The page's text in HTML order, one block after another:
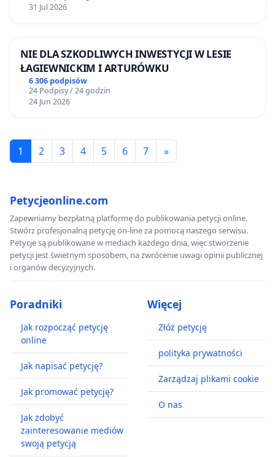
mieszkańców i Puszczy Knyszyńskiej
31 Jul 2026
NIE DLA SZKODLIWYCH INWESTYCJI W LESIE
ŁAGIEWNICKIM I ARTURÓWKU
6 306 podpisów
24 Podpisy / 24 godzin
24 Jun 2026
1 2 3 4 5 6 7 »
Petycjeonline.com
Zapewniamy bezpłatną platformę do publikowania petycji online.
Stwórz profesjonalną petycję on-line za pomocą naszego serwisu.
Petycje są publikowane w mediach każdego dnia, więc stworzenie
petycji jest świetnym sposobem, na zwrócenie uwagi opinii publicznej
i organów decyzyjnych.
Poradniki
Jak rozpocząć petycję
online
Jak napisać petycję?
Jak promować petycję?
Jak zdobyć
zainteresowanie mediów
swoją petycją
Więcej
Złóż petycję
polityka prywatności
Zarządzaj plikami cookie
O nas